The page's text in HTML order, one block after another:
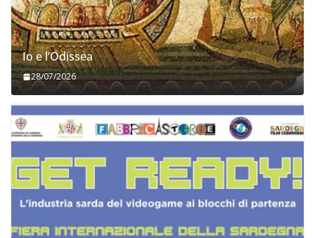
Io e l’Odissea
28/07/2026